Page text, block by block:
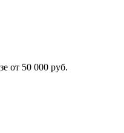
от 50 000 руб.